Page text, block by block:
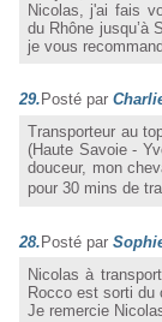
Nicolas, j'ai fais
du Rhône jusqu’à
je vous
29.Posté par
Transporteur au
(Haute Savoie -
douceur, mon
pour 30 mins de
28. Posté par
Nicolas à
Rocco est sorti du
Je remercie